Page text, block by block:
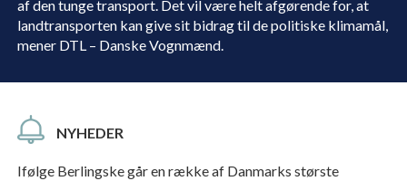
NYHEDER
af den tunge transport. Det vil være helt afgørende for, at
landtransporten kan give sit bidrag til de politiske klimamål,
mener DTL – Danske Vognmænd.
Ifølge Berlingske går en række af Danmarks største